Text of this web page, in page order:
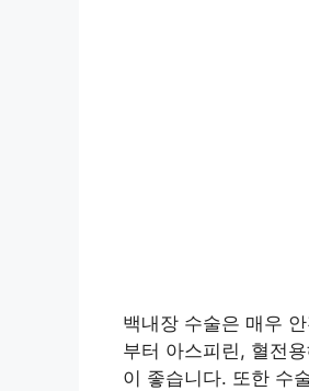
백내장 수술은 매우
부터 아스피린, 혈전
이 좋습니다. 또한 수